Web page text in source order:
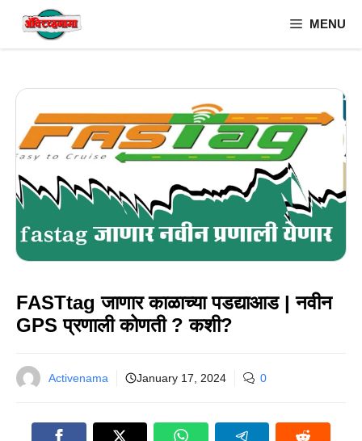
MENU
FASTtag जाणार काळाच्या पडद्याआड | नवीन
GPS प्रणाली कोणती ? कशी?
Activenama January 17, 2024 0